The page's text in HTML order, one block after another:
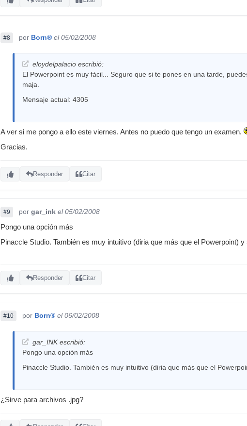
#8 por Born® el 05/02/2008
eloydelpalacio escribió:
El Powerpoint es muy fácil... Seguro que si te pones en una tarde,
maja.
Mensaje actual: 4305
A ver si me pongo a ello este viernes. Antes no puedo que tengo un examen.
Gracias.
Responder Citar
#9 por gar_ink el 05/02/2008
Pongo una opción más
Pinaccle Studio. También es muy intuitivo (diria que más que el Powerpoint) y
Responder Citar
#10 por Born® el 06/02/2008
gar_INK escribió:
Pongo una opción más
Pinaccle Studio. También es muy intuitivo (diria que más que el
¿Sirve para archivos .jpg?